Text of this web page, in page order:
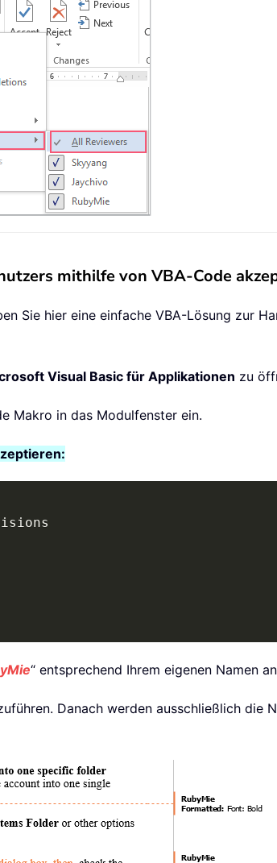
mithilfe von VBA-Code
Sie hier eine einfache VBA-Lösung zur
Visual Basic für Applikationen zu
Makro in das Modulfenster ein.
“ entsprechend Ihrem eigenen Namen
Danach werden ausschließlich die